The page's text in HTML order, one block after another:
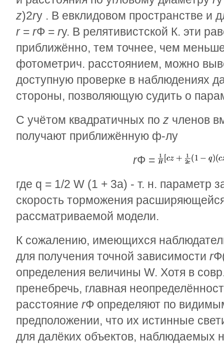
z)2rу . В евклидовом пространстве и
r= rФ = rу. В релятивистской К. эти
приближённо, тем точнее, чем
фотометрич. расстоянием, можно
доступную проверке в наблюдениях
стороны, позволяющую судить о
С учётом квадратичных по z членов
получают приближённую ф-лу
rФ =
где q = 1/2 W (1 + 3a) - т. н. параметр
скорость торможения
рассматриваемой модели.
К сожалению, имеющихся
для получения точной зависимости rФ
определения величины W. Хотя в
пренебречь, главная
расстояние rФ определяют по
предположении, что их истинные
для далёких объектов, наблюдаемых